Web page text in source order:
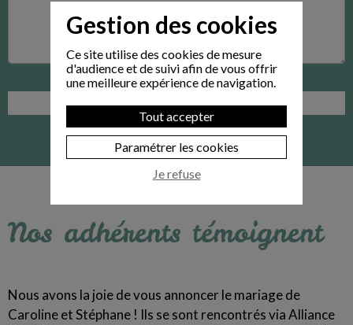
Nos adhérents témoignent
Nous avons la joie de vous annoncer le mariage de
Caroline et Stéphane ! Ils se sont rencontrés via Alliance
Gestion des cookies
Ce site utilise des cookies de mesure
d'audience et de suivi afin de vous offrir
une meilleure expérience de navigation.
Tout accepter
Paramétrer les cookies
Je refuse